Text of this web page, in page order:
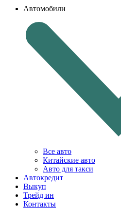
Автомобили
Все авто
Китайские авто
Авто для такси
Автокредит
Выкуп
Трейд ин
Контакты